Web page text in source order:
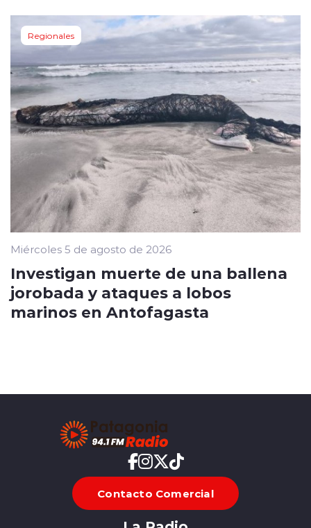
Regionales
Miércoles 5 de agosto de 2026
Investigan muerte de una ballena
jorobada y ataques a lobos
marinos en Antofagasta
Contacto Comercial